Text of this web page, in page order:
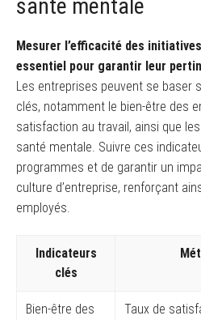
santé mentale
Mesurer l’efficacité des
essentiel pour garantir leur
Les entreprises peuvent se baser
clés, notamment le bien-être des
satisfaction au travail, ainsi que
santé mentale. Suivre ces
programmes et de garantir un
culture d’entreprise, renforçant
employés.
Indicateurs
clés
Bien-être des
Taux de